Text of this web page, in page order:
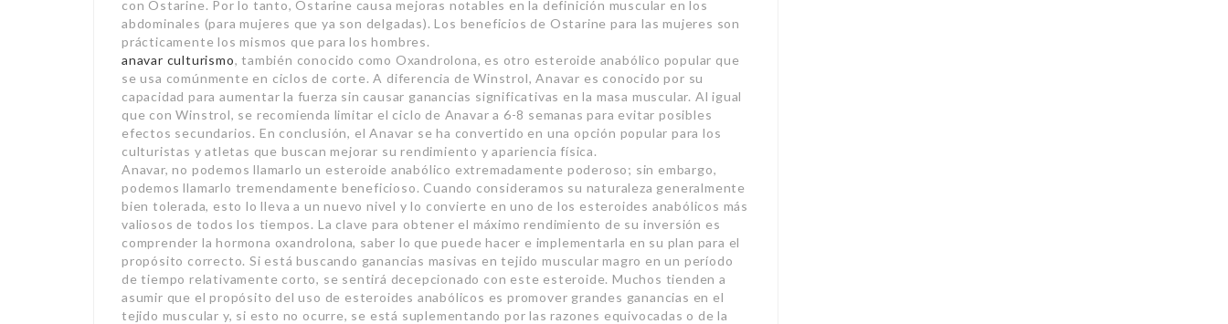
con Ostarine. Por lo tanto, Ostarine causa mejoras notables en la definición muscular en los
abdominales (para mujeres que ya son delgadas). Los beneficios de Ostarine para las mujeres son
prácticamente los mismos que para los hombres.
anavar culturismo, también conocido como Oxandrolona, es otro esteroide anabólico popular que
se usa comúnmente en ciclos de corte. A diferencia de Winstrol, Anavar es conocido por su
capacidad para aumentar la fuerza sin causar ganancias significativas en la masa muscular. Al igual
que con Winstrol, se recomienda limitar el ciclo de Anavar a 6-8 semanas para evitar posibles
efectos secundarios. En conclusión, el Anavar se ha convertido en una opción popular para los
culturistas y atletas que buscan mejorar su rendimiento y apariencia física.
Anavar, no podemos llamarlo un esteroide anabólico extremadamente poderoso; sin embargo,
podemos llamarlo tremendamente beneficioso. Cuando consideramos su naturaleza generalmente
bien tolerada, esto lo lleva a un nuevo nivel y lo convierte en uno de los esteroides anabólicos más
valiosos de todos los tiempos. La clave para obtener el máximo rendimiento de su inversión es
comprender la hormona oxandrolona, saber lo que puede hacer e implementarla en su plan para el
propósito correcto. Si está buscando ganancias masivas en tejido muscular magro en un período
de tiempo relativamente corto, se sentirá decepcionado con este esteroide. Muchos tienden a
asumir que el propósito del uso de esteroides anabólicos es promover grandes ganancias en el
tejido muscular y, si esto no ocurre, se está suplementando por las razones equivocadas o de la